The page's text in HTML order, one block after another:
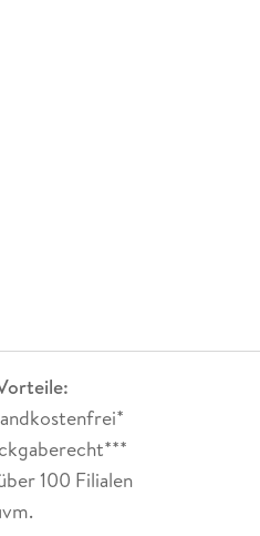
100 Filialen